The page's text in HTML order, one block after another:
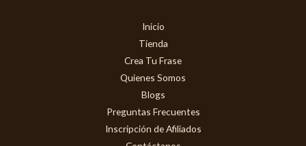
Inicio
Tienda
Crea Tu Frase
Quienes Somos
Blogs
Preguntas Frecuentes
Inscripción de Afiliados